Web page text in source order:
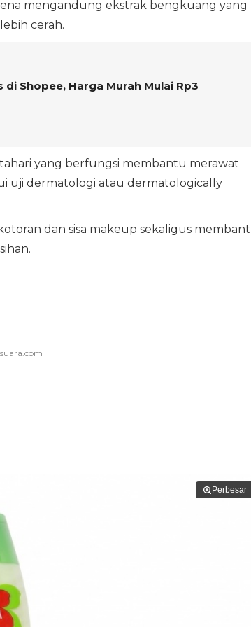
mengandung ekstrak bengkuang yang
cerah.
Shopee, Harga Murah Mulai Rp3
yang berfungsi membantu merawat
uji dermatologi atau dermatologically
dan sisa makeup sekaligus
Perbesar